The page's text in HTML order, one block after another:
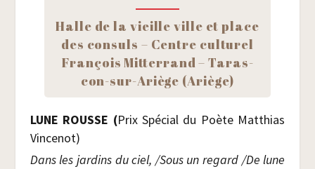
Halle de la vieille ville et place
des consuls – Centre cultu­rel
Fran­çois Mit­ter­rand – Taras­
con-sur-Ariège (Ariège)
LUNE ROUSSE (Prix Spé­cial du Poète Mat­thias
Vincenot)
Dans les jar­dins du ciel, /​Sous un regard /​De lune